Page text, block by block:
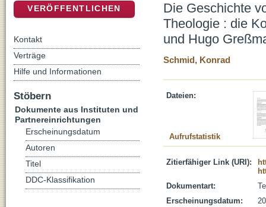
Die Geschichte
Theologie : die
und Hugo
Schmid, Konrad
Dateien:
Aufrufstatistik
Zitierfähiger Link (URI):
Dokumentart:
Erscheinungsdatum:
VERÖFFENTLICHEN
Kontakt
Verträge
Hilfe und Informationen
Stöbern
Dokumente aus Instituten und
Partnereinrichtungen
Erscheinungsdatum
Autoren
Titel
DDC-Klassifikation